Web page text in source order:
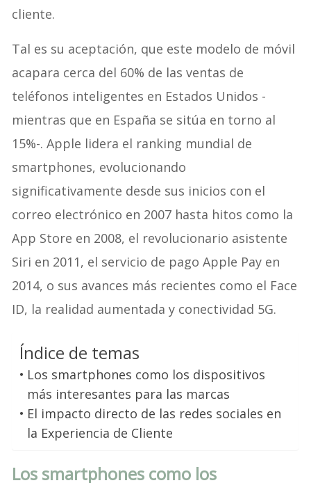
cliente.
Tal es su aceptación, que este modelo de móvil
acapara cerca del 60% de las ventas de
teléfonos inteligentes en Estados Unidos -
mientras que en España se sitúa en torno al
15%-. Apple lidera el ranking mundial de
smartphones, evolucionando
significativamente desde sus inicios con el
correo electrónico en 2007 hasta hitos como la
App Store en 2008, el revolucionario asistente
Siri en 2011, el servicio de pago Apple Pay en
2014, o sus avances más recientes como el Face
ID, la realidad aumentada y conectividad 5G.
Índice de temas
Los smartphones como los dispositivos
más interesantes para las marcas
El impacto directo de las redes sociales en
la Experiencia de Cliente
Los smartphones como los